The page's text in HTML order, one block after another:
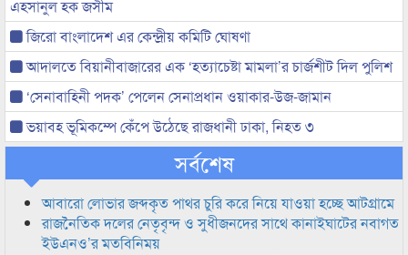
এহসানুল হক জসীম
জিরো বাংলাদেশ এর কেন্দ্রীয় কমিটি ঘোষণা
আদালতে বিয়ানীবাজারের এক ‘হত্যাচেষ্টা মামলা’র চার্জশীট দিল পুলিশ
‘সেনাবাহিনী পদক’ পেলেন সেনাপ্রধান ওয়াকার-উজ-জামান
ভয়াবহ ভূমিকম্পে কেঁপে উঠেছে রাজধানী ঢাকা, নিহত ৩
সর্বশেষ
আবারো লোভার জব্দকৃত পাথর চুরি করে নিয়ে যাওয়া হচ্ছে আটগ্রামে
রাজনৈতিক দলের নেতৃবৃন্দ ও সুধীজনদের সাথে কানাইঘাটের নবাগত
ইউএনও’র মতবিনিময়